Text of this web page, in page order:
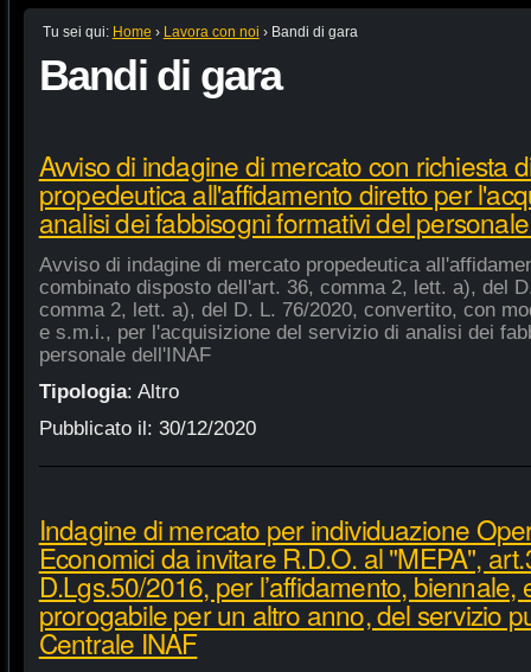
Tu sei qui: Home › Lavora con noi › Bandi di gara
Bandi di gara
Avviso di indagine di mercato con richiesta
propedeutica all'affidamento diretto per
analisi dei fabbisogni formativi del
Avviso di indagine di mercato propedeutica
combinato disposto dell'art. 36, comma 2, lett. a), del
comma 2, lett. a), del D. L. 76/2020, convertito, con
e s.m.i., per l'acquisizione del servizio di analisi dei
personale dell'INAF
Tipologia: Altro
Pubblicato il: 30/12/2020
Indagine di mercato per individuazione
Economici da invitare R.D.O. al "MEPA",
D.Lgs.50/2016, per l’affidamento, biennale,
prorogabile per un altro anno, del servizio
Centrale INAF